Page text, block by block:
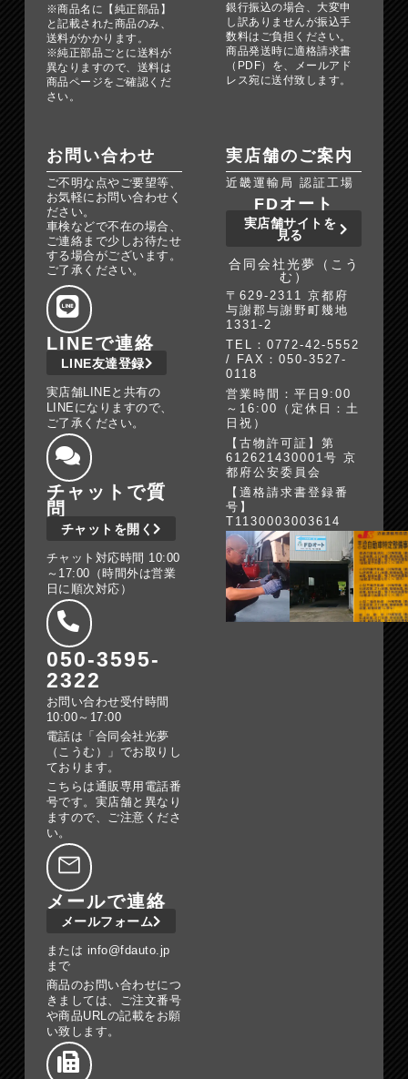
※商品名に【純正部品】
と記載された商品のみ、
送料がかかります。
※純正部品ごとに送料が
異なりますので、送料は
商品ページをご確認くだ
さい。
銀行振込の場合、大変申
し訳ありませんが振込手
数料はご負担ください。
商品発送時に適格請求書
（PDF）を、メールアド
レス宛に送付致します。
お問い合わせ
ご不明な点やご要望等、
お気軽にお問い合わせく
ださい。
車検などで不在の場合、
ご連絡まで少しお待たせ
する場合がございます。
ご了承ください。
LINEで連絡
LINE友達登録
実店舗LINEと共有の
LINEになりますので、
ご了承ください。
チャットで質
問
チャットを開く
チャット対応時間 10:00
～17:00（時間外は営業
日に順次対応）
050-3595-
2322
お問い合わせ受付時間
10:00～17:00
電話は「合同会社光夢
（こうむ）」でお取りし
ております。
こちらは通販専用電話番
号です。実店舗と異なり
ますので、ご注意くださ
い。
メールで連絡
メールフォーム
または info@fdauto.jp
まで
商品のお問い合わせにつ
きましては、ご注文番号
や商品URLの記載をお願
い致します。
実店舗のご案内
近畿運輸局 認証工場
FDオート
実店舗サイトを
見る
合同会社光夢（こう
む）
〒629-2311 京都府
与謝郡与謝野町幾地
1331-2
TEL：0772-42-5552
/ FAX：050-3527-
0118
営業時間：平日9:00
～16:00（定休日：土
日祝）
【古物許可証】第
612621430001号 京
都府公安委員会
【適格請求書登録番
号】
T1130003003614